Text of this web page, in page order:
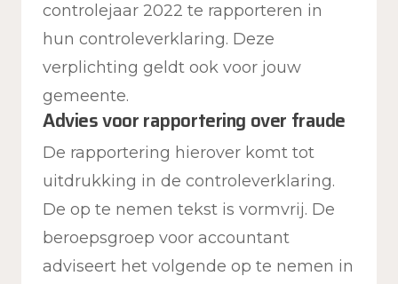
controlejaar 2022 te rapporteren in
hun controleverklaring. Deze
verplichting geldt ook voor jouw
gemeente.
Advies voor rapportering over fraude
De rapportering hierover komt tot
uitdrukking in de controleverklaring.
De op te nemen tekst is vormvrij. De
beroepsgroep voor accountant
adviseert het volgende op te nemen in